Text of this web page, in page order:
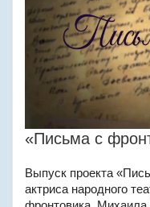
«Письма с
Выпуск проекта
актриса народного